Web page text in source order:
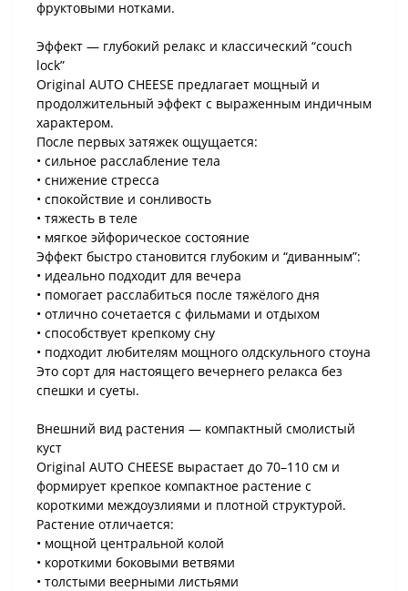
фруктовыми нотками.
Эффект — глубокий релакс и классический “couch
lock”
Original AUTO CHEESE предлагает мощный и
продолжительный эффект с выраженным индичным
характером.
После первых затяжек ощущается:
• сильное расслабление тела
• снижение стресса
• спокойствие и сонливость
• тяжесть в теле
• мягкое эйфорическое состояние
Эффект быстро становится глубоким и “диванным”:
• идеально подходит для вечера
• помогает расслабиться после тяжёлого дня
• отлично сочетается с фильмами и отдыхом
• способствует крепкому сну
• подходит любителям мощного олдскульного стоуна
Это сорт для настоящего вечернего релакса без
спешки и суеты.
Внешний вид растения — компактный смолистый
куст
Original AUTO CHEESE вырастает до 70–110 см и
формирует крепкое компактное растение с
короткими междоузлиями и плотной структурой.
Растение отличается:
• мощной центральной колой
• короткими боковыми ветвями
• толстыми веерными листьями